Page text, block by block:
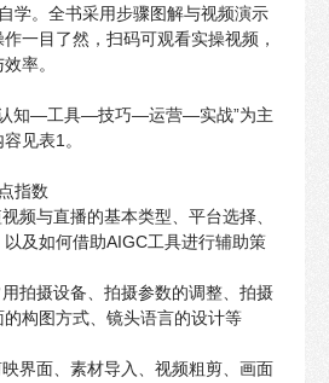
学。全书采用步骤图解与视频演示
一目了然，扫码可观看实操视频，
率。
认知—工具—技巧—运营—实战”为主
见表1。
指数
频与直播的基本类型、平台选择、
及如何借助AIGC工具进行辅助策
拍摄设备、拍摄参数的调整、拍摄
构图方式、镜头语言的设计等
界面、素材导入、视频粗剪、画面